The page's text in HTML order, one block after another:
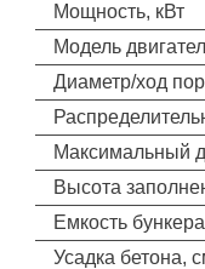
Мощность, кВт
Модель
Диаметр/ход
Максимальный
Высота
Емкость
Усадка бетона,